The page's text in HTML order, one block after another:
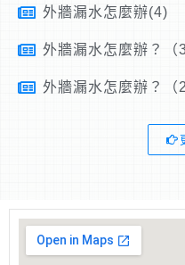
外牆漏水怎麼辦(4)
外牆漏水怎麼辦？（3
外牆漏水怎麼辦？（2